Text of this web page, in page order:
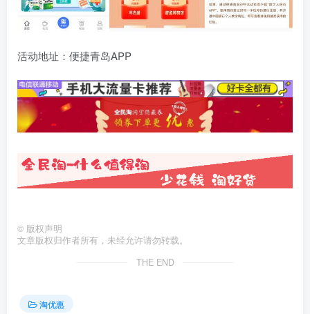
活动地址：便捷青岛APP
© 版权声明
文章版权归作者所有，未经允许请勿转载。
THE END
淘优惠